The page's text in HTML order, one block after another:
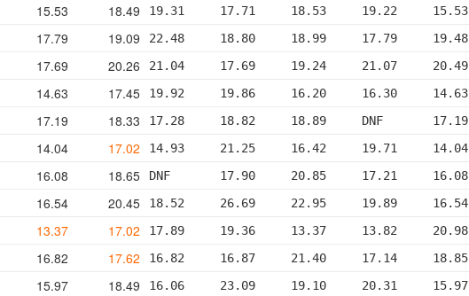
15.53 18.49 19.31     17.71     18.53     19.22     15.53
17.79 19.09 22.48     18.80     18.99     17.79     19.48
17.69 20.26 21.04     17.69     19.24     21.07     20.49
14.63 17.45 19.92     19.86     16.20     16.30     14.63
17.19 18.33 17.28     18.82     18.89     DNF       17.19
14.04 17.02 14.93     21.25     16.42     19.71     14.04
16.08 18.65 DNF       17.90     20.85     17.21     16.08
16.54 20.45 18.52     26.69     22.95     19.89     16.54
13.37 17.02 17.89     19.36     13.37     13.82     20.98
16.82 17.62 16.82     16.87     21.40     17.14     18.85
15.97 18.49 16.06     23.09     19.10     20.31     15.97